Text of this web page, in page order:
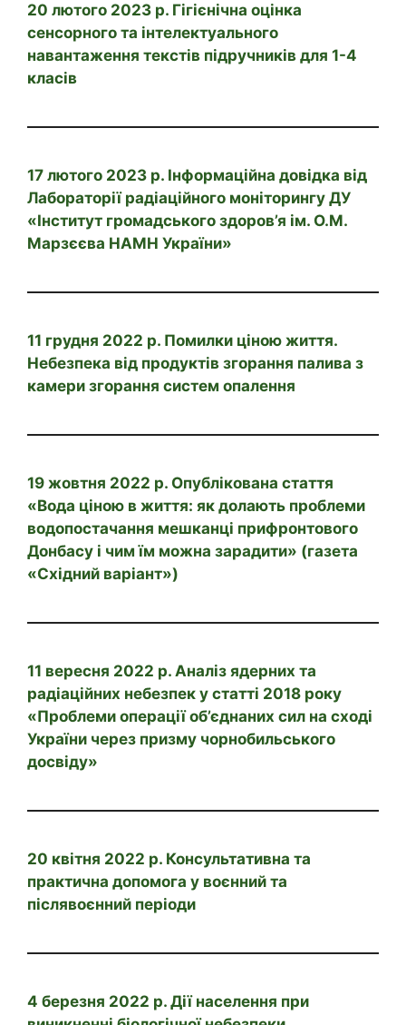
20 лютого 2023 р. Гігієнічна оцінка
сенсорного та інтелектуального
навантаження текстів підручників для 1-4
класів
17 лютого 2023 р. Інформаційна довідка від
Лабораторії радіаційного моніторингу ДУ
«Інститут громадського здоров’я ім. О.М.
Марзєєва НАМН України»
11 грудня 2022 р. Помилки ціною життя.
Небезпека від продуктів згорання палива з
камери згорання систем опалення
19 жовтня 2022 р. Опублікована стаття
«Вода ціною в життя: як долають проблеми
водопостачання мешканці прифронтового
Донбасу і чим їм можна зарадити» (газета
«Східний варіант»)
11 вересня 2022 р. Аналіз ядерних та
радіаційних небезпек у статті 2018 року
«Проблеми операції об’єднаних сил на сході
України через призму чорнобильського
досвіду»
20 квітня 2022 р. Консультативна та
практична допомога у воєнний та
післявоєнний періоди
4 березня 2022 р. Дії населення при